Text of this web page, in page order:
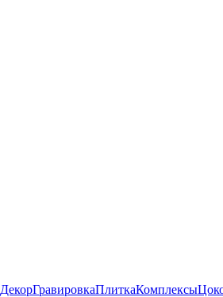
ДекорГравировкаПлиткаКомплексы